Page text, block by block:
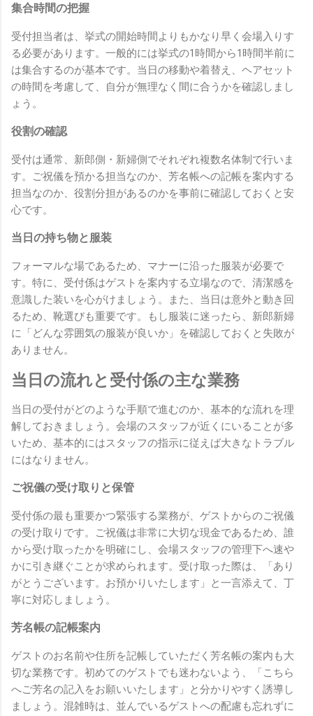
集合時間の把握
受付担当者は、挙式の開始時間よりもかなり早く会場入りす
る必要があります。一般的には挙式の1時間から1時間半前に
は集合するのが基本です。当日の移動や着替え、ヘアセット
の時間を考慮して、自分が無理なく間に合うかを確認しまし
ょう。
役割の確認
受付は通常、新郎側・新婦側でそれぞれ複数名体制で行いま
す。ご祝儀を預かる担当なのか、芳名帳への記帳を案内する
担当なのか、役割分担があるのかを事前に確認しておくと安
心です。
当日の持ち物と服装
フォーマルな場であるため、マナーに沿った服装が必要で
す。特に、受付係はゲストを案内する立場なので、清潔感を
意識した装いを心がけましょう。また、当日は意外と動き回
るため、靴選びも重要です。もし服装に迷ったら、新郎新婦
に「どんな雰囲気の服装が良いか」を確認しておくと失敗が
ありません。
当日の流れと受付係の主な業務
当日の受付がどのような手順で進むのか、基本的な流れを理
解しておきましょう。会場のスタッフが近くにいることが多
いため、基本的にはスタッフの指示に従えば大きなトラブル
にはなりません。
ご祝儀の受け取りと保管
受付係の最も重要かつ緊張する業務が、ゲストからのご祝儀
の受け取りです。ご祝儀は非常に大切な現金であるため、誰
から受け取ったかを明確にし、会場スタッフの管理下へ速や
かに引き継ぐことが求められます。受け取った際は、「あり
がとうございます。お預かりいたします」と一言添えて、丁
寧に対応しましょう。
芳名帳の記帳案内
ゲストのお名前や住所を記帳していただく芳名帳の案内も大
切な業務です。初めてのゲストでも迷わないよう、「こちら
へご芳名の記入をお願いいたします」と分かりやすく誘導し
ましょう。混雑時は、並んでいるゲストへの配慮も忘れずに